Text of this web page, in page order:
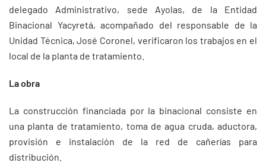
delegado Administrativo, sede Ayolas, de la Entidad
Binacional Yacyretá, acompañado del responsable de la
Unidad Técnica, José Coronel, verificaron los trabajos en el
local de la planta de tratamiento.
La obra
La construcción financiada por la binacional consiste en
una planta de tratamiento, toma de agua cruda, aductora,
provisión e instalación de la red de cañerías para
distribución.